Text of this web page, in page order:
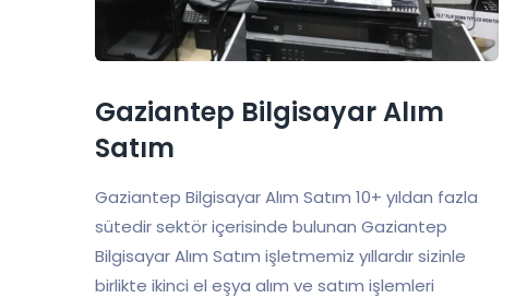
Gaziantep Bilgisayar Alım
Satım
Gaziantep Bilgisayar Alım Satım 10+ yıldan fazla
sütedir sektör içerisinde bulunan Gaziantep
Bilgisayar Alım Satım işletmemiz yıllardır sizinle
birlikte ikinci el eşya alım ve satım işlemleri